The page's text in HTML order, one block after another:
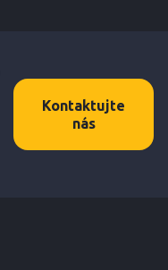
Kontaktujte
nás